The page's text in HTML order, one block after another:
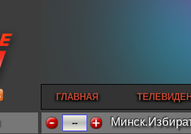
ГЛАВНАЯ
--